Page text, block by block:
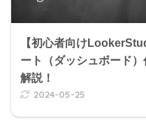
【初心者向け
ート（ダッシュボード
解説！
2024-05-25